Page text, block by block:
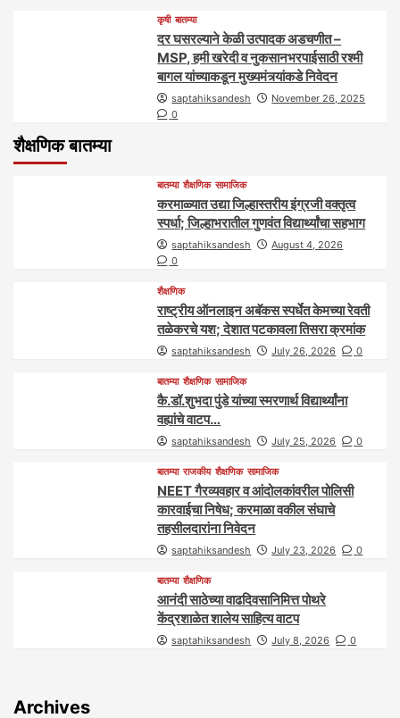
कृषी बातम्या
दर घसरल्याने केळी उत्पादक अडचणीत –
MSP, हमी खरेदी व नुकसानभरपाईसाठी रश्मी
बागल यांच्याकडून मुख्यमंत्र्यांकडे निवेदन
saptahiksandesh
November 26, 2025
0
शैक्षणिक बातम्या
बातम्या शैक्षणिक सामाजिक
करमाळ्यात उद्या जिल्हास्तरीय इंग्रजी वक्तृत्व
स्पर्धा; जिल्हाभरातील गुणवंत विद्यार्थ्यांचा सहभाग
saptahiksandesh
August 4, 2026
0
शैक्षणिक
राष्ट्रीय ऑनलाइन अबॅकस स्पर्धेत केमच्या रेवती
तळेकरचे यश; देशात पटकावला तिसरा क्रमांक
saptahiksandesh July 26, 2026 0
बातम्या शैक्षणिक सामाजिक
कै.डॉ.शुभदा पुंडे यांच्या स्मरणार्थ विद्यार्थ्यांना
वह्यांचे वाटप…
saptahiksandesh July 25, 2026 0
बातम्या राजकीय शैक्षणिक सामाजिक
NEET गैरव्यवहार व आंदोलकांवरील पोलिसी
कारवाईचा निषेध; करमाळा वकील संघाचे
तहसीलदारांना निवेदन
saptahiksandesh July 23, 2026 0
बातम्या शैक्षणिक
आनंदी साठेच्या वाढदिवसानिमित्त पोथरे
केंद्रशाळेत शालेय साहित्य वाटप
saptahiksandesh July 8, 2026 0
Archives